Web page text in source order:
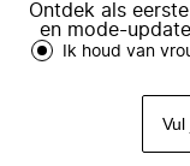
Ontdek als
en mode-
Ik houd van